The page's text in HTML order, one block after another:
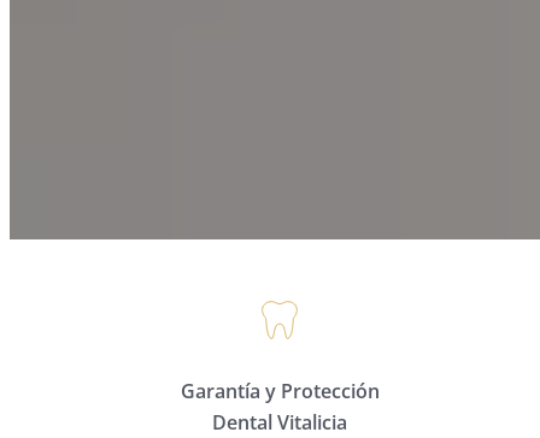
Garantía y Protección
Dental Vitalicia